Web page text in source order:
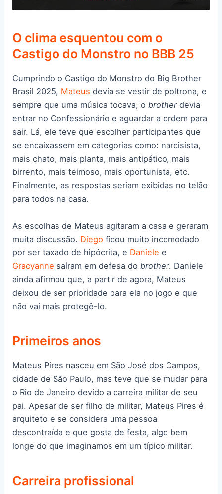
O clima esquentou com o
Castigo do Monstro no BBB 25
Cumprindo o Castigo do Monstro do Big Brother
Brasil 2025, Mateus devia se vestir de poltrona, e
sempre que uma música tocava, obrotherdevia
entrar no Confessionário e aguardar a ordem para
sair. Lá, ele teve que escolher participantes que
se encaixassem em categorias como: narcisista,
mais chato, mais planta, mais antipático, mais
birrento, mais teimoso, mais oportunista, etc.
Finalmente, as respostas seriam exibidas no telão
para todos na casa.
As escolhas de Mateus agitaram a casa e geraram
muita discussão. Diego ficou muito incomodado
por ser taxado de hipócrita, e Daniele e
Gracyanne saíram em defesa do brother. Daniele
ainda afirmou que, a partir de agora, Mateus
deixou de ser prioridade para ela no jogo e que
não vai mais protegê-lo.
Primeiros anos
Mateus Pires nasceu em São José dos Campos,
cidade de São Paulo, mas teve que se mudar para
o Rio de Janeiro devido a carreira militar de seu
pai. Apesar de ser filho de militar, Mateus Pires é
arquiteto e se considera uma pessoa
descontraída e que gosta de festa, algo bem
longe do que imaginamos em um típico militar.
Carreira profissional